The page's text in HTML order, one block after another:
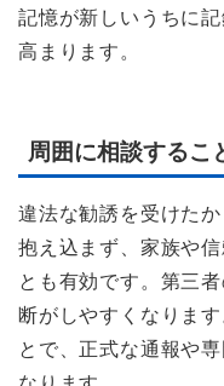
記憶が新しいうちに
高まります。
周囲に相談するこ
違法な勧誘を受けた
抱え込まず、家族や
とも有効です。第三
断がしやすくなりま
とで、正式な通報や